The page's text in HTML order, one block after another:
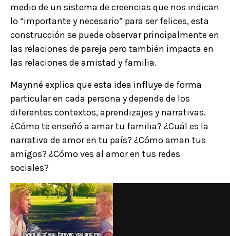
medio de un sistema de creencias que nos indican
lo “importante y necesario” para ser felices, esta
construcción se puede observar principalmente en
las relaciones de pareja pero también impacta en
las relaciones de amistad y familia.
Maynné explica que esta idea influye de forma
particular en cada persona y depende de los
diferentes contextos, aprendizajes y narrativas.
¿Cómo te enseñó a amar tu familia? ¿Cuál es la
narrativa de amor en tu país? ¿Cómo aman tus
amigos? ¿Cómo ves al amor en tus redes
sociales?